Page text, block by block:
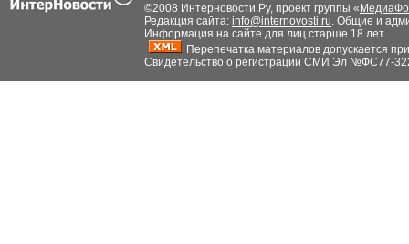
©2008 Интерновости.Ру, проект группы «
Редакция сайта: info@internovosti.ru. Общие и
Информация на сайте для лиц старше 18 лет.
Перепечатка материалов допускается
Свидетельство о регистрации СМИ Эл №ФС77-